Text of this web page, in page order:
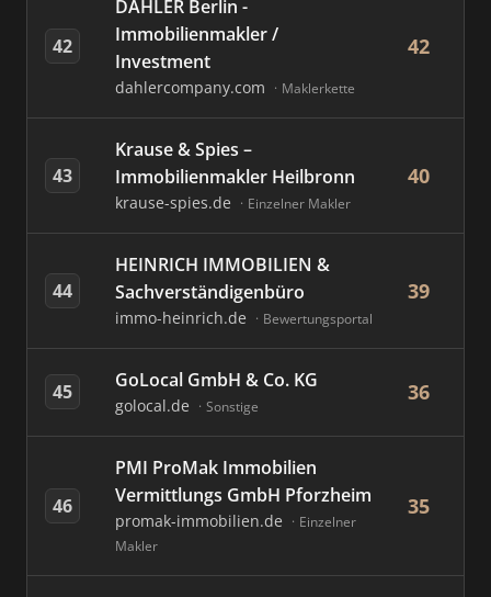
42
DAHLER Berlin -
Immobilienmakler /
Investment
dahlercompany.com Maklerkette
42
43
Krause & Spies –
Immobilienmakler Heilbronn
krause-spies.de Einzelner Makler
40
44
HEINRICH IMMOBILIEN &
Sachverständigenbüro
immo-heinrich.de Bewertungsportal
39
45 GoLocal GmbH & Co. KG
golocal.de Sonstige
36
46
PMI ProMak Immobilien
Vermittlungs GmbH Pforzheim
promak-immobilien.de
Einzelner
Makler
35